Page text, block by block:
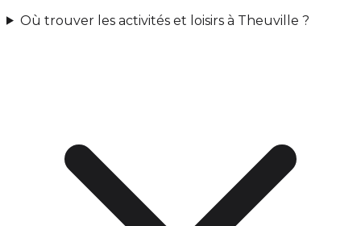
Où trouver les activités et loisirs à Theuville ?